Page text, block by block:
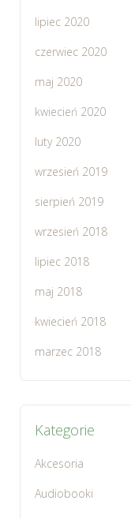
lipiec 2020
czerwiec 2020
maj 2020
kwiecień 2020
luty 2020
wrzesień 2019
sierpień 2019
wrzesień 2018
lipiec 2018
maj 2018
kwiecień 2018
marzec 2018
Kategorie
Akcesoria
Audiobooki